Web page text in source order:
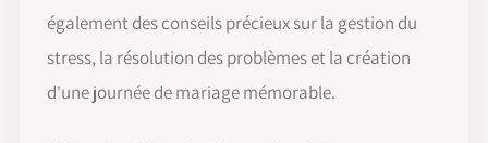
également des conseils précieux sur la gestion du
stress, la résolution des problèmes et la création
d'une journée de mariage mémorable.